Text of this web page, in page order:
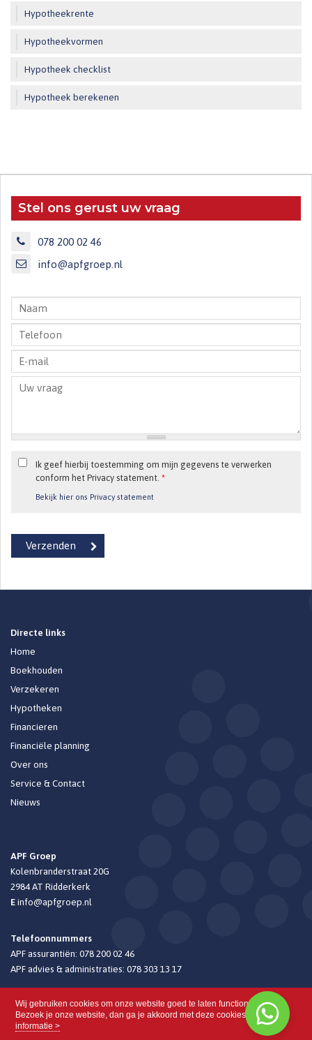
Wij gebruiken cookies om onze website goed te laten functioneren.
Bezoek je onze website, dan ga je akkoord met deze cookies.
Meer
informatie >
Hypotheekrente
Hypotheekvormen
Hypotheek checklist
Hypotheek berekenen
Stel ons gerust uw vraag
078 200 02 46
info@apfgroep.nl
Ik geef hierbij toestemming om mijn gegevens te verwerken
conform het Privacy statement. *
Bekijk hier ons Privacy statement
Directe links
Home
Boekhouden
Verzekeren
Hypotheken
Financieren
Financiële planning
Over ons
Service & Contact
Nieuws
APF Groep
Kolenbranderstraat 20G
2984 AT Ridderkerk
Einfo@apfgroep.nl
Telefoonnummers
APF assurantiën: 078 200 02 46
APF advies & administraties: 078 303 13 17